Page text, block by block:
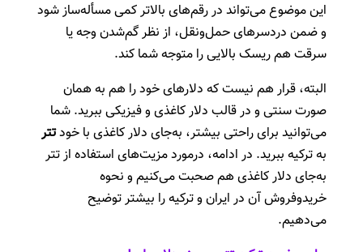
این موضوع می‌تواند در رقم‌های بالاتر کمی مسأله‌ساز شود
و ضمن دردسرهای حمل‌و‌نقل، از نظر گم‌شدن وجه یا
سرقت هم ریسک بالایی را متوجه شما کند.
البته، قرار هم نیست که دلارهای خود را هم به همان
صورت سنتی و در قالب دلار کاغذی و فیزیکی ببرید. شما
می‌توانید برای راحتی بیشتر، به‌جای دلار کاغذی با خودتتر
به ترکیه ببرید. در ادامه، در‌مورد مزیت‌های استفاده از تتر
به‌جای دلار کاغذی هم صحبت می‌کنیم و نحوه
خرید‌و‌فروش آن در ایران و ترکیه را بیشتر توضیح
می‌دهیم.